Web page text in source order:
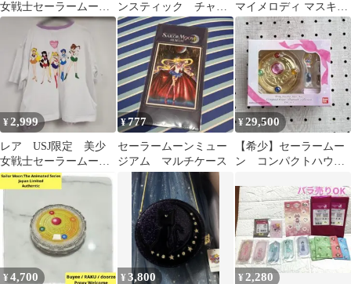
女戦士セーラームーン
ミュージアム 歯ブラ
ンスティック チャー
ム スモールワールド
マイメロディ マスキン
グテープ
¥2,999
レア USJ限定 美少
女戦士セーラームー
ン Tシャツ ユニバ
¥777
セーラームーンミュー
ジアム マルチケース
¥29,500
【希少】セーラームー
ン コンパクトハウ
ション 変身ブローチ
¥4,700 ¥3,800 ¥2,280